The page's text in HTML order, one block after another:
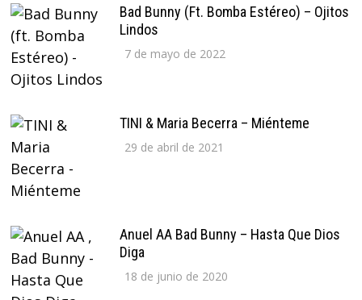
Bad Bunny (ft. Bomba Estéreo) – Ojitos
Lindos
7 de mayo de 2022
TINI & Maria Becerra – Miénteme
29 de abril de 2021
Anuel AA Bad Bunny – Hasta Que Dios
Diga
18 de junio de 2020